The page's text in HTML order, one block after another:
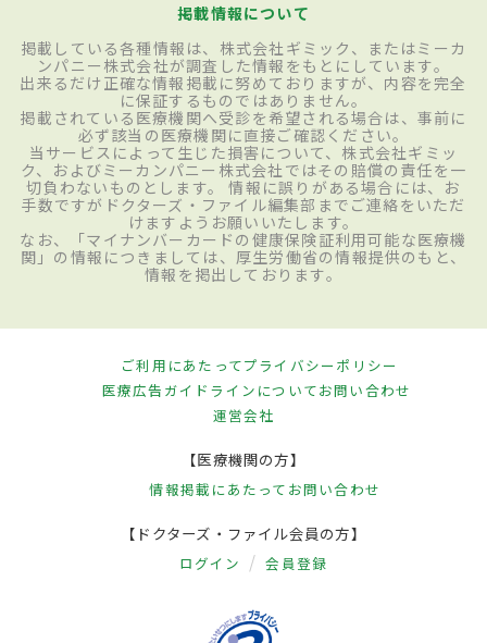
掲載情報について
掲載している各種情報は、株式会社ギミック、またはミーカ
ンパニー株式会社が調査した情報をもとにしています。
出来るだけ正確な情報掲載に努めておりますが、内容を完全
に保証するものではありません。
掲載されている医療機関へ受診を希望される場合は、事前に
必ず該当の医療機関に直接ご確認ください。
当サービスによって生じた損害について、株式会社ギミッ
ク、およびミーカンパニー株式会社ではその賠償の責任を一
切負わないものとします。 情報に誤りがある場合には、お
手数ですがドクターズ・ファイル編集部までご連絡をいただ
けますようお願いいたします。
なお、「マイナンバーカードの健康保険証利用可能な医療機
関」の情報につきましては、厚生労働省の情報提供のもと、
情報を掲出しております。
ご利用にあたってプライバシーポリシー
医療広告ガイドラインについてお問い合わせ
運営会社
【医療機関の方】
情報掲載にあたって お問い合わせ
【ドクターズ・ファイル会員の方】
ログイン 会員登録